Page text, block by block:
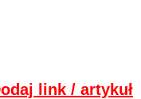
link / artykuł